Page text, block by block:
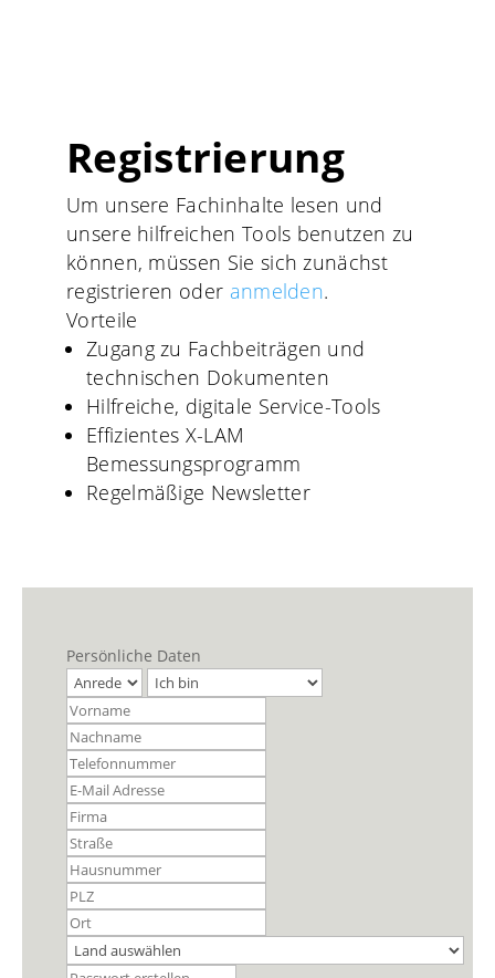
Registrierung
Um unsere Fachinhalte lesen und
unsere hilfreichen Tools benutzen zu
können, müssen Sie sich zunächst
registrieren oder anmelden.
Vorteile
Zugang zu Fachbeiträgen und
technischen Dokumenten
Hilfreiche, digitale Service-Tools
Effizientes X-LAM
Bemessungsprogramm
Regelmäßige Newsletter
Persönliche Daten